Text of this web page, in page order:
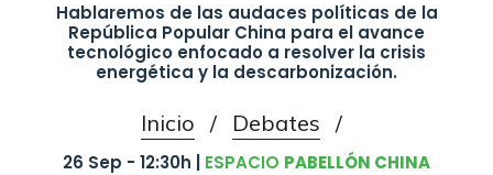
Hablaremos de las audaces políticas de la
República Popular China para el avance
tecnológico enfocado a resolver la crisis
energética y la descarbonización.
Inicio / Debates /
26 Sep - 12:30h | ESPACIO PABELLÓN CHINA